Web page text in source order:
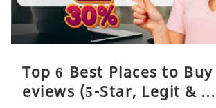
Top 6 Best Places to
eviews (5-Star, Legit & …